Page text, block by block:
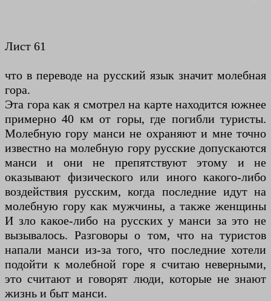
Лист 61
что в переводе на русский язык значит молебная
гора.
Эта гора как я смотрел на карте находится южнее
примерно 40 км от горы, где погибли туристы.
Молебную гору манси не охраняют и мне точно
известно на молебную гору русские допускаются
манси и они не препятствуют этому и не
оказывают физического или иного какого-либо
воздействия русским, когда последние идут на
молебную гору как мужчины, а также женщины
И зло какое-либо на русских у манси за это не
вызывалось. Разговоры о том, что на туристов
напали манси из-за того, что последние хотели
подойти к молебной горе я считаю неверными,
это считают и говорят люди, которые не знают
жизнь и быт манси.